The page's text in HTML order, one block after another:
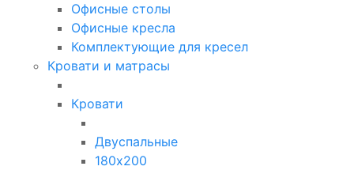
Офисные столы
Офисные кресла
Комплектующие для кресел
Кровати и матрасы
Кровати
Двуспальные
180х200